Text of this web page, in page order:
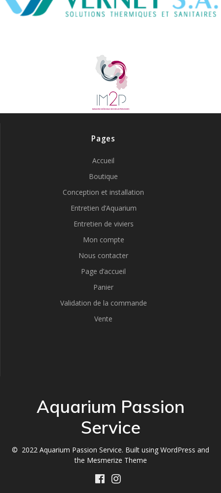
Pages
Accueil
Boutique
Conception et installation
Entretien d’Aquarium
Entretien de viviers
Mon compte
Nous contacter
Page d’accueil
Panier
Validation de la commande
Vente
Aquarium Passion
Service
© 2022 Aquarium Passion Service. Built using WordPress and
the Mesmerize Theme